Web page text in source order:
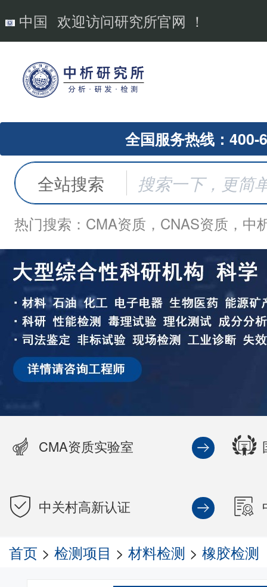
中国 欢迎访问研究所官网 ！
全国服务热线：400-
全站搜索
热门搜索：CMA资质，CNAS资质，中
CMA资质实验室
中关村高新认证
首页 > 检测项目 > 材料检测 > 橡胶检测